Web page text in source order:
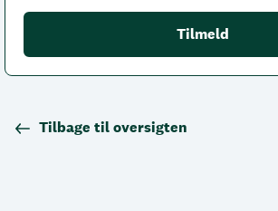
Tilbage til oversigten